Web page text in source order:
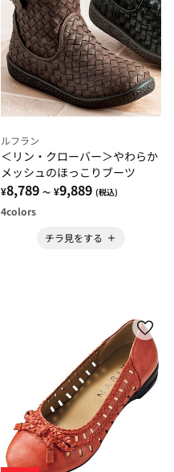
ルフラン
＜リン・クローバー＞やわらか
メッシュのほっこりブーツ
¥8,789 ～ ¥9,889 (税込)
4colors
チラ見をする